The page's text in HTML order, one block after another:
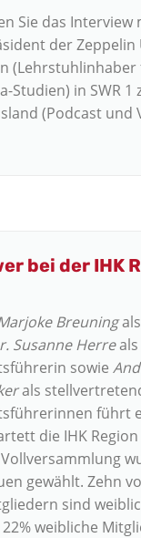
Sie das Interview
der
Studien) in SWR 1
(Podcast und
bei der IHK
Breuningals
Susanne Herreals
sowie
als
führt
die IHK
gewählt. Zehn
sind
weibliche